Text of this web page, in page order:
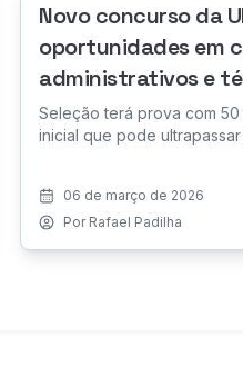
Novo concurso da
oportunidades em
administrativos e
Seleção terá prova com
inicial que pode ultrapassar
06 de março de 2026
Por Rafael Padilha